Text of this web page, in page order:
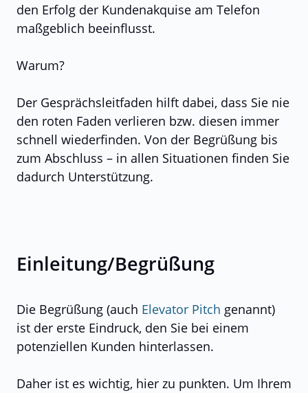
den Erfolg der Kundenakquise am Telefon
maßgeblich beeinflusst.
Warum?
Der Gesprächsleitfaden hilft dabei, dass Sie nie
den roten Faden verlieren bzw. diesen immer
schnell wiederfinden. Von der Begrüßung bis
zum Abschluss – in allen Situationen finden Sie
dadurch Unterstützung.
Einleitung/Begrüßung
Die Begrüßung (auch Elevator Pitch genannt)
ist der erste Eindruck, den Sie bei einem
potenziellen Kunden hinterlassen.
Daher ist es wichtig, hier zu punkten. Um Ihrem